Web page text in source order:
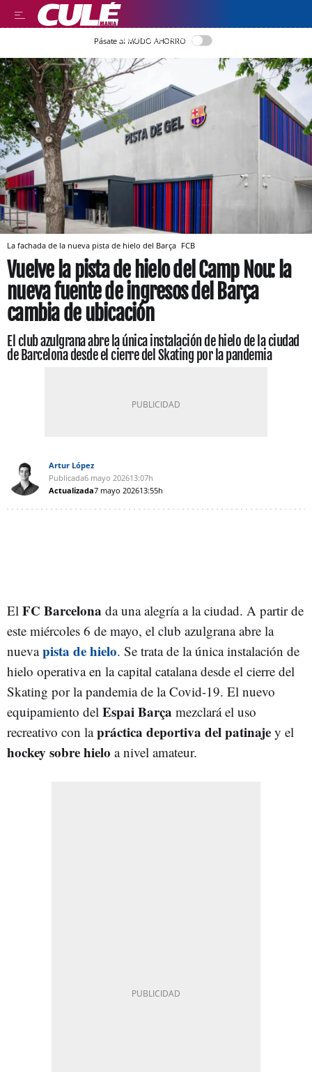
LLEGIR EN CATALÀ
Pásate al MODO AHORRO
La fachada de la nueva pista de hielo del Barça FCB
Vuelve la pista de hielo del Camp Nou: la
nueva fuente de ingresos del Barça
cambia de ubicación
El club azulgrana abre la única instalación de hielo de la ciudad
de Barcelona desde el cierre del Skating por la pandemia
Artur López
Publicada6 mayo 202613:07h
Actualizada7 mayo 202613:55h
El FC Barcelona da una alegría a la ciudad. A partir de
este miércoles 6 de mayo, el club azulgrana abre la
nuevapista de hielo. Se trata de la única instalación de
hielo operativa en la capital catalana desde el cierre del
Skating por la pandemia de la Covid-19. El nuevo
equipamiento del Espai Barça mezclará el uso
recreativo con lapráctica deportiva del patinaje y el
hockey sobre hielo a nivel amateur.